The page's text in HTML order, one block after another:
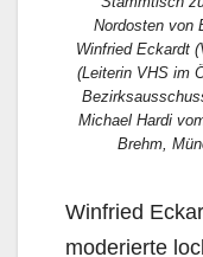
Nordosten von
Winfried Eckardt
(Leiterin VHS im
Michael Hardi
Brehm,
Winfried
moderierte